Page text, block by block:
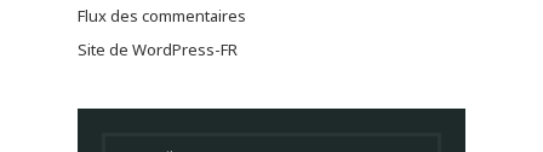
Flux des commentaires
Site de WordPress-FR